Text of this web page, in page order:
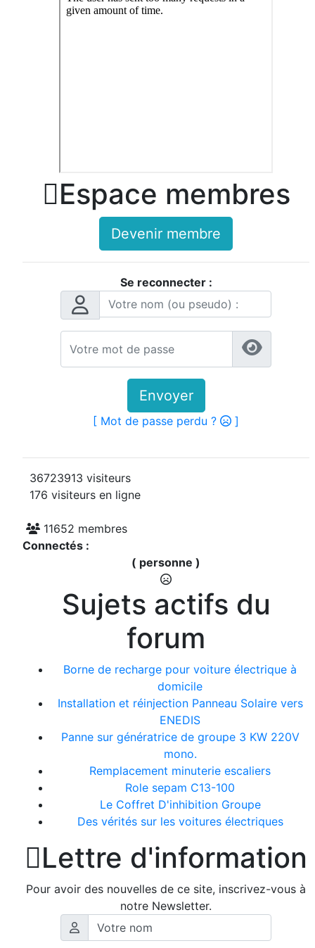
Espace membres
Devenir membre
Se reconnecter :
Envoyer
[ Mot de passe perdu ? ]
36723913 visiteurs
176 visiteurs en ligne
11652 membres
Connectés :
( personne )
Sujets actifs du
forum
Borne de recharge pour voiture électrique à
domicile
Installation et réinjection Panneau Solaire vers
ENEDIS
Panne sur génératrice de groupe 3 KW 220V
mono.
Remplacement minuterie escaliers
Role sepam C13-100
Le Coffret D'inhibition Groupe
Des vérités sur les voitures électriques
Lettre d'information
Pour avoir des nouvelles de ce site, inscrivez-vous à
notre Newsletter.